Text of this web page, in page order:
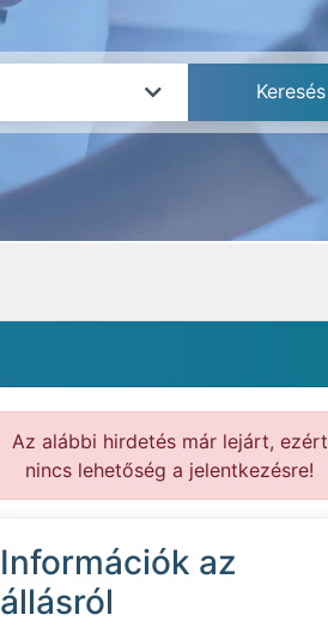
Az alábbi hirdetés már lejárt, ezért
nincs lehetőség a jelentkezésre!
Információk az
állásról